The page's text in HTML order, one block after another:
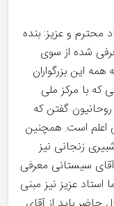
محترم و عزیز: بنده
شده از سوی
این بزرگواران
که با مرکز ملی
گفتن که
اعلم است. همچنین
زنجانی نیز
سیستانی معرفی
عزیز نیز مبنی